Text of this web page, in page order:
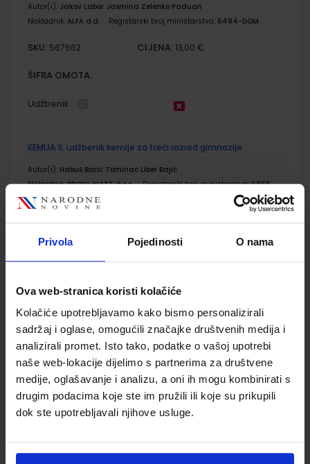
Privola Pojedinosti O nama
Ova web-stranica koristi kolačiće
Kolačiće upotrebljavamo kako bismo personalizirali
sadržaj i oglase, omogućili značajke društvenih medija i
analizirali promet. Isto tako, podatke o vašoj upotrebi
naše web-lokacije dijelimo s partnerima za društvene
medije, oglašavanje i analizu, a oni ih mogu kombinirati s
drugim podacima koje ste im pružili ili koje su prikupili
dok ste upotrebljavali njihove usluge.
Autor(i): Jakov Labor Jasmina Zelenko Paduan
Nakladnik: ALFA d.d. Registarski broj ministarstva: 6494-DOM
SKU: 567662 CIJENA: 13,00 €
ŠIFRA OMOTA:
Udžbenik
KEMIJA 3; udžbenik kemije za treći razred gimnazije
Autor(i): Habuš Barić Tominac Liber Bajić
Nakladnik:PROFIL KLETT d.o.o. Registarski broj ministarstva:6866
SKU: 567674
ŠIFRA OMOTA:
Udžbenik
KEMIJA 3; zbirka riješenih primjera i zadataka iz kemije za
učenike trećih razreda gimnazije
Autor(i):Habuš Barić Tominac Liber Bajić
Nakladnik: PROFIL KLETT d.o.o. Registarski broj ministarstva: 6866-
SKU:567675 CIJENA:14,00 €
Udžbenik